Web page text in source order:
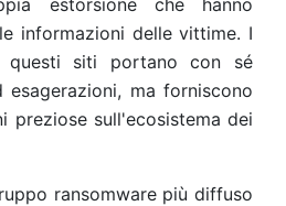
estorsione che hanno
informazioni delle vittime. I
questi siti portano con sé
ma forniscono
preziose sull'ecosistema dei
ransomware più diffuso